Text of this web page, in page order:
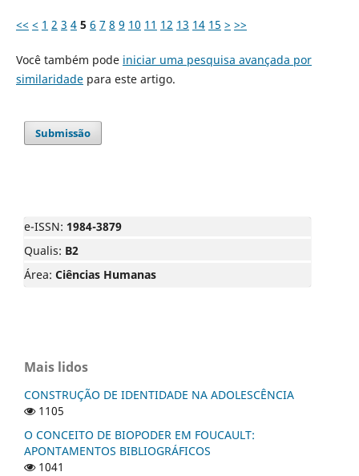
<< < 1 2 3 4 5 6 7 8 9 10 11 12 13 14 15 > >>
Você também pode iniciar uma pesquisa avançada por
similaridadepara este artigo.
Submissão
e-ISSN: 1984-3879
Qualis: B2
Área: Ciências Humanas
Mais lidos
CONSTRUÇÃO DE IDENTIDADE NA ADOLESCÊNCIA
1105
O CONCEITO DE BIOPODER EM FOUCAULT:
APONTAMENTOS BIBLIOGRÁFICOS
1041